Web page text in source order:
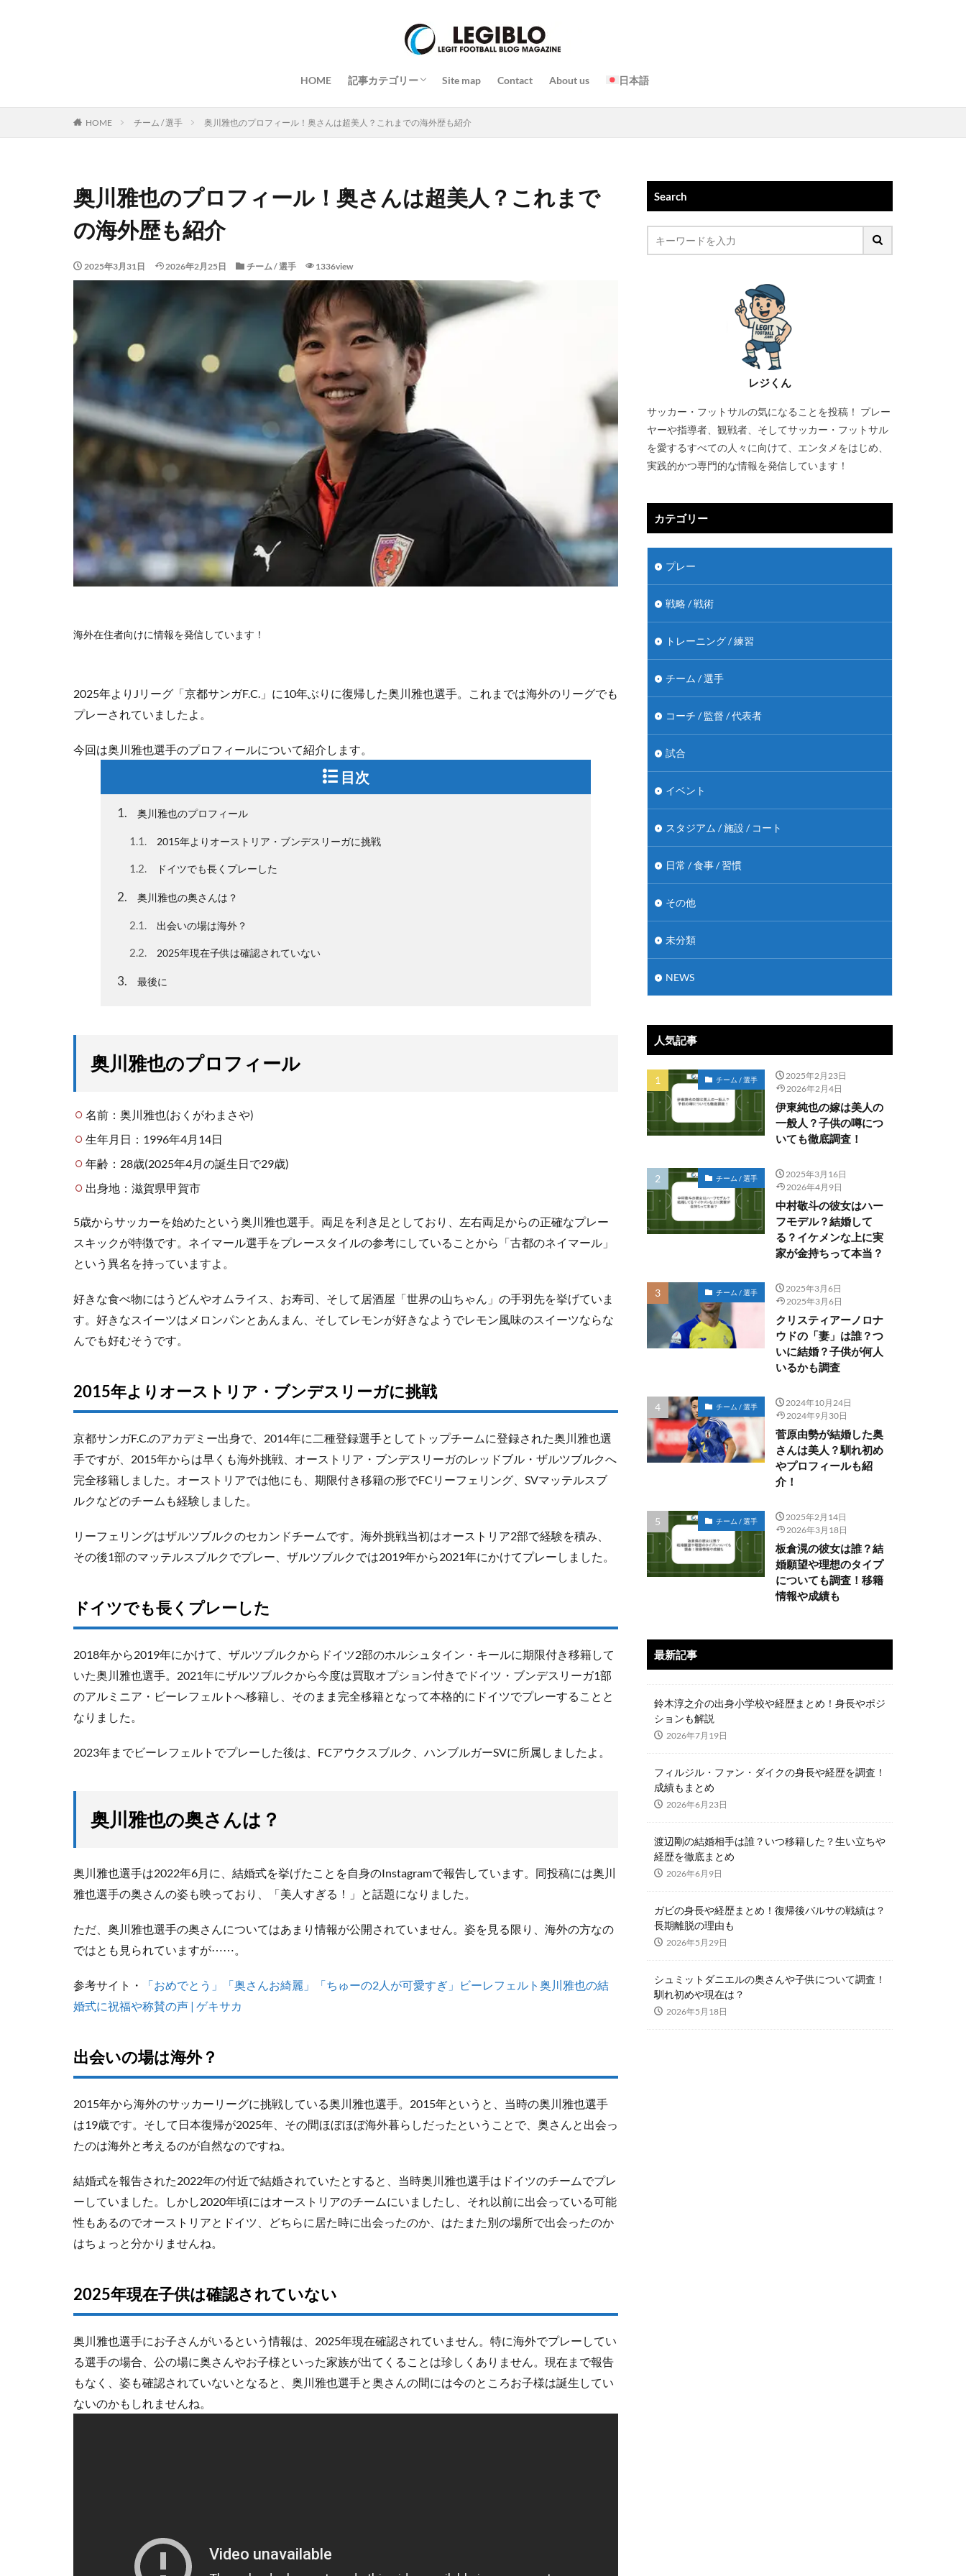
HOME 記事カテゴリー
プレー
戦略 / 戦術
トレーニング / 練習
チーム / 選手
コーチ / 監督 / 代表者
試合
イベント
スタジアム / 施設 / コート
日常 / 食事 / 習慣
その他
Site map Contact About us 日本語
HOME チーム / 選手 奥川雅也のプロフィール！奥さんは超美人？これまでの海外歴も紹介
奥川雅也のプロフィール！奥さんは超美人？これまで
の海外歴も紹介
2025年3月31日 2026年2月25日 チーム / 選手 1336view
海外在住者向けに情報を発信しています！
2025年よりJリーグ「京都サンガF.C.」に10年ぶりに復帰した奥川雅也選手。これまでは海外のリーグでも
プレーされていましたよ。
今回は奥川雅也選手のプロフィールについて紹介します。
目次
1 奥川雅也のプロフィール
1.1 2015年よりオーストリア・ブンデスリーガに挑戦
1.2 ドイツでも長くプレーした
2 奥川雅也の奥さんは？
2.1 出会いの場は海外？
2.2 2025年現在子供は確認されていない
3 最後に
奥川雅也のプロフィール
名前：奥川雅也(おくがわまさや)
生年月日：1996年4月14日
年齢：28歳(2025年4月の誕生日で29歳)
出身地：滋賀県甲賀市
5歳からサッカーを始めたという奥川雅也選手。両足を利き足としており、左右両足からの正確なプレー
スキックが特徴です。ネイマール選手をプレースタイルの参考にしていることから「古都のネイマール」
という異名を持っていますよ。
好きな食べ物にはうどんやオムライス、お寿司、そして居酒屋「世界の山ちゃん」の手羽先を挙げていま
す。好きなスイーツはメロンパンとあんまん、そしてレモンが好きなようでレモン風味のスイーツならな
んでも好むそうです。
2015年よりオーストリア・ブンデスリーガに挑戦
京都サンガF.C.のアカデミー出身で、2014年に二種登録選手としてトップチームに登録された奥川雅也選
手ですが、2015年からは早くも海外挑戦、オーストリア・ブンデスリーガのレッドブル・ザルツブルクへ
完全移籍しました。オーストリアでは他にも、期限付き移籍の形でFCリーフェリング、SVマッテルスブ
ルクなどのチームも経験しました。
リーフェリングはザルツブルクのセカンドチームです。海外挑戦当初はオーストリア2部で経験を積み、
その後1部のマッテルスブルクでプレー、ザルツブルクでは2019年から2021年にかけてプレーしました。
ドイツでも長くプレーした
2018年から2019年にかけて、ザルツブルクからドイツ2部のホルシュタイン・キールに期限付き移籍して
いた奥川雅也選手。2021年にザルツブルクから今度は買取オプション付きでドイツ・ブンデスリーガ1部
のアルミニア・ビーレフェルトへ移籍し、そのまま完全移籍となって本格的にドイツでプレーすることと
なりました。
2023年までビーレフェルトでプレーした後は、FCアウクスブルク、ハンブルガーSVに所属しましたよ。
奥川雅也の奥さんは？
奥川雅也選手は2022年6月に、結婚式を挙げたことを自身のInstagramで報告しています。同投稿には奥川
雅也選手の奥さんの姿も映っており、「美人すぎる！」と話題になりました。
ただ、奥川雅也選手の奥さんについてはあまり情報が公開されていません。姿を見る限り、海外の方なの
ではとも見られていますが⋯⋯。
参考サイト・
「おめでとう」「奥さんお綺麗」「ちゅーの2人が可愛すぎ」ビーレフェルト奥川雅也の結
婚式に祝福や称賛の声 | ゲキサカ
出会いの場は海外？
2015年から海外のサッカーリーグに挑戦している奥川雅也選手。2015年というと、当時の奥川雅也選手
は19歳です。そして日本復帰が2025年、その間ほぼほぼ海外暮らしだったということで、奥さんと出会っ
たのは海外と考えるのが自然なのですね。
結婚式を報告された2022年の付近で結婚されていたとすると、当時奥川雅也選手はドイツのチームでプレ
ーしていました。しかし2020年頃にはオーストリアのチームにいましたし、それ以前に出会っている可能
性もあるのでオーストリアとドイツ、どちらに居た時に出会ったのか、はたまた別の場所で出会ったのか
はちょっと分かりませんね。
2025年現在子供は確認されていない
奥川雅也選手にお子さんがいるという情報は、2025年現在確認されていません。特に海外でプレーしてい
る選手の場合、公の場に奥さんやお子様といった家族が出てくることは珍しくありません。現在まで報告
もなく、姿も確認されていないとなると、奥川雅也選手と奥さんの間には今のところお子様は誕生してい
ないのかもしれませんね。
Search
レジくん
サッカー・フットサルの気になることを投稿！ プレー
ヤーや指導者、観戦者、そしてサッカー・フットサル
を愛するすべての人々に向けて、エンタメをはじめ、
実践的かつ専門的な情報を発信しています！
カテゴリー
プレー
戦略 / 戦術
トレーニング / 練習
チーム / 選手
コーチ / 監督 / 代表者
試合
イベント
スタジアム / 施設 / コート
日常 / 食事 / 習慣
その他
未分類
NEWS
人気記事
チーム / 選手
2025年2月23日
2026年2月4日
伊東純也の嫁は美人の
一般人？子供の噂につ
いても徹底調査！
チーム / 選手
2025年3月16日
2026年4月9日
中村敬斗の彼女はハー
フモデル？結婚して
る？イケメンな上に実
家が金持ちって本当？
チーム / 選手
2025年3月6日
2025年3月6日
クリスティアーノロナ
ウドの「妻」は誰？つ
いに結婚？子供が何人
いるかも調査
チーム / 選手
2024年10月24日
2024年9月30日
菅原由勢が結婚した奥
さんは美人？馴れ初め
やプロフィールも紹
介！
チーム / 選手
2025年2月14日
2026年3月18日
板倉滉の彼女は誰？結
婚願望や理想のタイプ
についても調査！移籍
情報や成績も
最新記事
鈴木淳之介の出身小学校や経歴まとめ！身長やポジ
ションも解説
2026年7月19日
フィルジル・ファン・ダイクの身長や経歴を調査！
成績もまとめ
2026年6月23日
渡辺剛の結婚相手は誰？いつ移籍した？生い立ちや
経歴を徹底まとめ
2026年6月9日
ガビの身長や経歴まとめ！復帰後バルサの戦績は？
長期離脱の理由も
2026年5月29日
シュミットダニエルの奥さんや子供について調査！
馴れ初めや現在は？
2026年5月18日